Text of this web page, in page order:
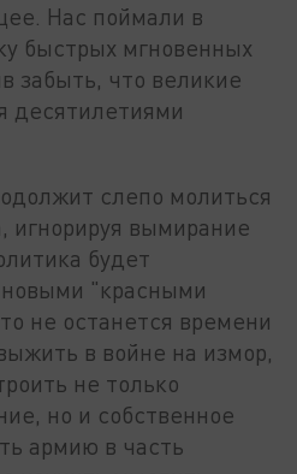
Нас поймали в
быстрых мгновенных
забыть, что великие
десятилетиями
слепо молиться
игнорируя вымирание
будет
"красными
не останется времени
в войне на измор,
не только
но и собственное
армию в часть